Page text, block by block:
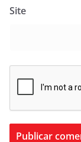
Site